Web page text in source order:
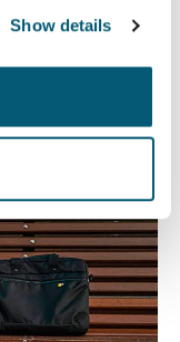
Show details